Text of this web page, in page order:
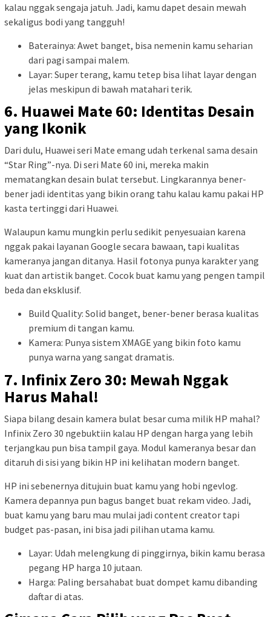
kalau nggak sengaja jatuh. Jadi, kamu dapet desain mewah
sekaligus bodi yang tangguh!
Baterainya: Awet banget, bisa nemenin kamu seharian
dari pagi sampai malem.
Layar: Super terang, kamu tetep bisa lihat layar dengan
jelas meskipun di bawah matahari terik.
6. Huawei Mate 60: Identitas Desain
yang Ikonik
Dari dulu, Huawei seri Mate emang udah terkenal sama desain
“Star Ring”-nya. Di seri Mate 60 ini, mereka makin
mematangkan desain bulat tersebut. Lingkarannya bener-
bener jadi identitas yang bikin orang tahu kalau kamu pakai HP
kasta tertinggi dari Huawei.
Walaupun kamu mungkin perlu sedikit penyesuaian karena
nggak pakai layanan Google secara bawaan, tapi kualitas
kameranya jangan ditanya. Hasil fotonya punya karakter yang
kuat dan artistik banget. Cocok buat kamu yang pengen tampil
beda dan eksklusif.
Build Quality: Solid banget, bener-bener berasa kualitas
premium di tangan kamu.
Kamera: Punya sistem XMAGE yang bikin foto kamu
punya warna yang sangat dramatis.
7. Infinix Zero 30: Mewah Nggak
Harus Mahal!
Siapa bilang desain kamera bulat besar cuma milik HP mahal?
Infinix Zero 30 ngebuktiin kalau HP dengan harga yang lebih
terjangkau pun bisa tampil gaya. Modul kameranya besar dan
ditaruh di sisi yang bikin HP ini kelihatan modern banget.
HP ini sebenernya ditujuin buat kamu yang hobi ngevlog.
Kamera depannya pun bagus banget buat rekam video. Jadi,
buat kamu yang baru mau mulai jadi content creator tapi
budget pas-pasan, ini bisa jadi pilihan utama kamu.
Layar: Udah melengkung di pinggirnya, bikin kamu berasa
pegang HP harga 10 jutaan.
Harga: Paling bersahabat buat dompet kamu dibanding
daftar di atas.